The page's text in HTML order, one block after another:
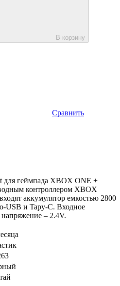
В корзину
Сравнить
для геймпада XBOX ONE +
контроллером XBOX
аккумулятор емкостью 2800
USB и Tapy-C. Входное
– 2.4V.